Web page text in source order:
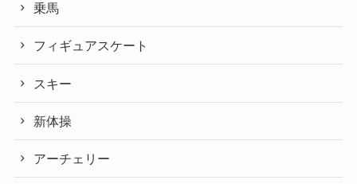
乗馬
フィギュアスケート
スキー
新体操
アーチェリー